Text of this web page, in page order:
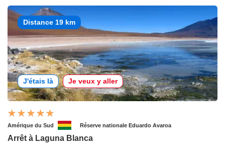
Distance 19 km
J'étais là Je veux y aller
Amérique du Sud Réserve nationale Eduardo Avaroa
Arrêt à Laguna Blanca